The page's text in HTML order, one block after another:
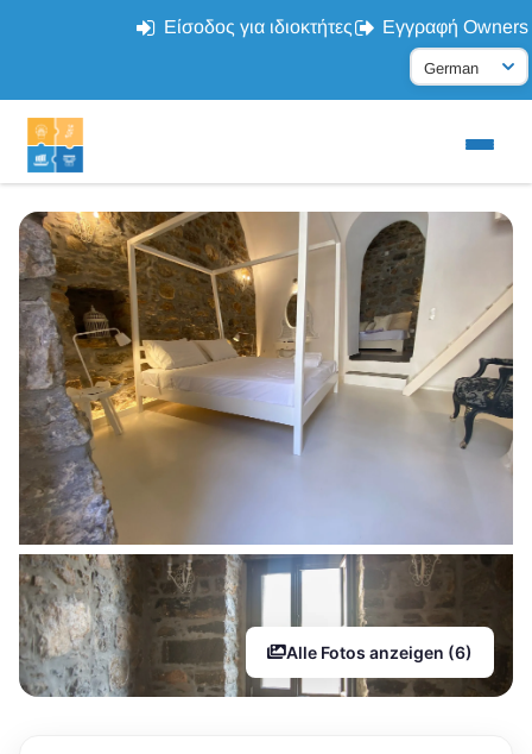
Είσοδος για ιδιοκτήτες Εγγραφή Owners
Alle Fotos anzeigen (6)